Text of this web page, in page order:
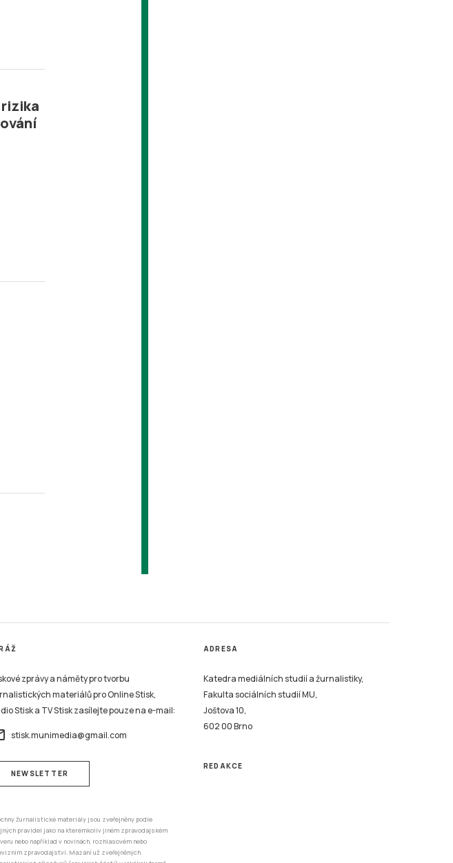
zprávy a náměty pro tvorbu
materiálů pro Online Stisk,
Stisk a TV Stisk zasílejte pouze na e-mail:
stisk.munimedia@gmail.com
NEWSLETTER
žurnalistické materiály jsou zveřejněny podle
pravidel jako na kterémkoliv jiném zpravodajském
nebo například v novinách, rozhlasovém nebo
zpravodajství. Mazání už zveřejněných
ADRESA
Katedra mediálních studií a žurnalistiky,
Fakulta sociálních studií MU,
Joštova 10,
602 00 Brno
REDAKCE